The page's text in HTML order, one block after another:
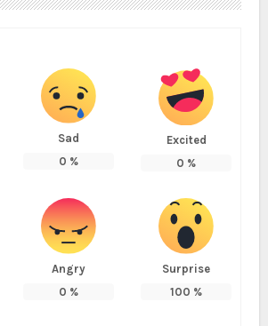
Sad
0 %
Excited
0 %
Angry
0 %
Surprise
100 %